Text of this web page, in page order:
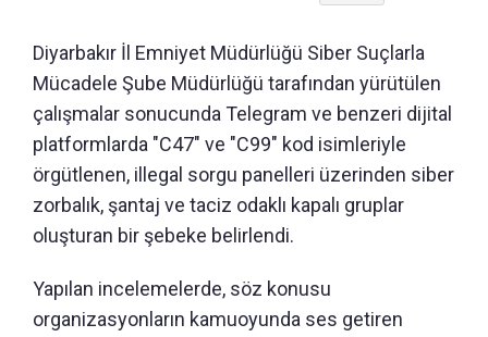
Diyarbakır İl Emniyet Müdürlüğü Siber Suçlarla
Mücadele Şube Müdürlüğü tarafından yürütülen
çalışmalar sonucunda Telegram ve benzeri dijital
platformlarda "C47" ve "C99" kod isimleriyle
örgütlenen, illegal sorgu panelleri üzerinden siber
zorbalık, şantaj ve taciz odaklı kapalı gruplar
oluşturan bir şebeke belirlendi.
Yapılan incelemelerde, söz konusu
organizasyonların kamuoyunda ses getiren